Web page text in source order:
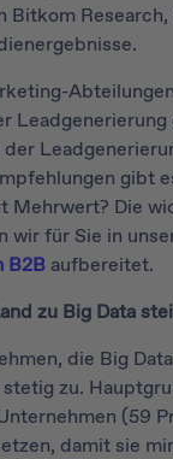
Bitkom
gibt
Mehrwert? Die
wir für Sie in
B2B aufbereitet.
zu Big Data
die Big
zu.
(59
damit sie